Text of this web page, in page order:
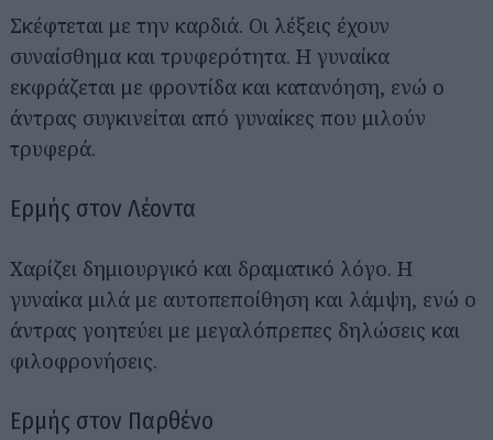
Σκέφτεται με την καρδιά. Οι λέξεις έχουν
συναίσθημα και τρυφερότητα. Η γυναίκα
εκφράζεται με φροντίδα και κατανόηση, ενώ ο
άντρας συγκινείται από γυναίκες που μιλούν
τρυφερά.
Ερμής στον Λέοντα
Χαρίζει δημιουργικό και δραματικό λόγο. Η
γυναίκα μιλά με αυτοπεποίθηση και λάμψη, ενώ ο
άντρας γοητεύει με μεγαλόπρεπες δηλώσεις και
φιλοφρονήσεις.
Ερμής στον Παρθένο